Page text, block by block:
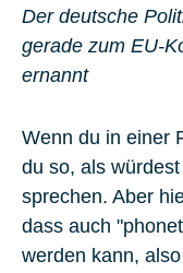
Der deutsche
gerade zum EU-
ernannt
Wenn du in einer
du so, als
sprechen. Aber
dass auch
werden kann,